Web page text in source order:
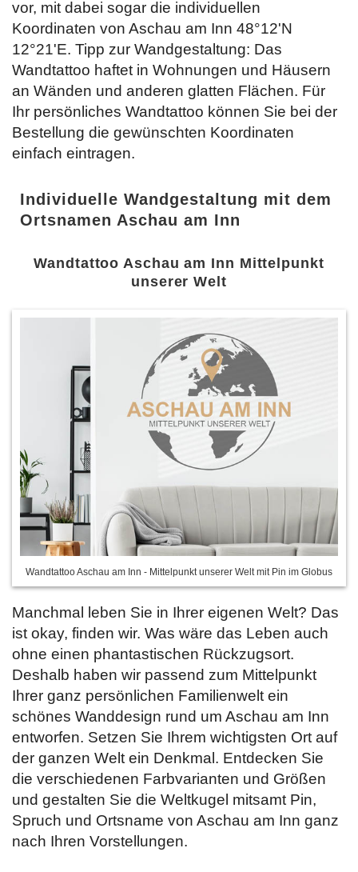
vor, mit dabei sogar die individuellen
Koordinaten von Aschau am Inn 48°12'N
12°21'E. Tipp zur Wandgestaltung: Das
Wandtattoo haftet in Wohnungen und Häusern
an Wänden und anderen glatten Flächen. Für
Ihr persönliches Wandtattoo können Sie bei der
Bestellung die gewünschten Koordinaten
einfach eintragen.
Individuelle Wandgestaltung mit dem
Ortsnamen Aschau am Inn
Wandtattoo Aschau am Inn Mittelpunkt
unserer Welt
Wandtattoo Aschau am Inn - Mittelpunkt unserer Welt mit Pin im Globus
Manchmal leben Sie in Ihrer eigenen Welt? Das
ist okay, finden wir. Was wäre das Leben auch
ohne einen phantastischen Rückzugsort.
Deshalb haben wir passend zum Mittelpunkt
Ihrer ganz persönlichen Familienwelt ein
schönes Wanddesign rund um Aschau am Inn
entworfen. Setzen Sie Ihrem wichtigsten Ort auf
der ganzen Welt ein Denkmal. Entdecken Sie
die verschiedenen Farbvarianten und Größen
und gestalten Sie die Weltkugel mitsamt Pin,
Spruch und Ortsname von Aschau am Inn ganz
nach Ihren Vorstellungen.